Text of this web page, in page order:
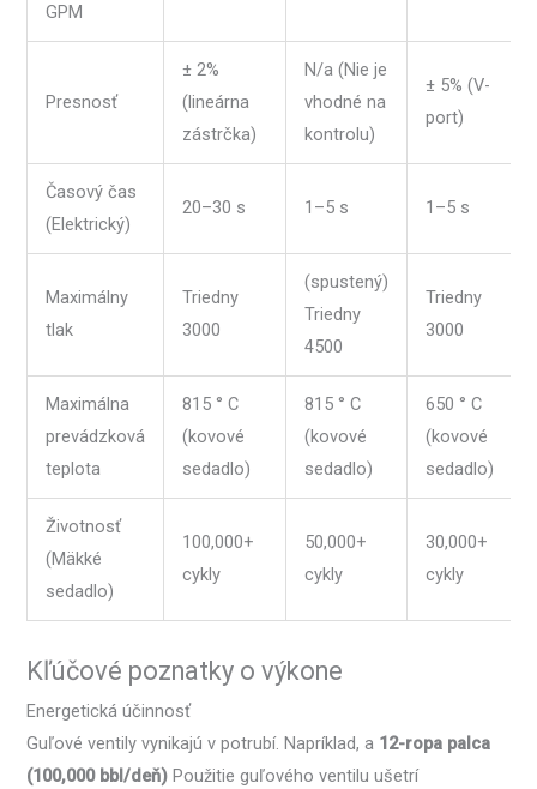
GPM
Presnosť
± 2%
(lineárna
zástrčka)
N/a (Nie je
vhodné na
kontrolu)
± 5% (V-
port)
Časový čas
(Elektrický)
20–30 s 1–5 s 1–5 s
Maximálny
tlak
Triedny
3000
(spustený)
Triedny
4500
Triedny
3000
Maximálna
prevádzková
teplota
815 ° C
(kovové
sedadlo)
815 ° C
(kovové
sedadlo)
650 ° C
(kovové
sedadlo)
Životnosť
(Mäkké
sedadlo)
100,000+
cykly
50,000+
cykly
30,000+
cykly
Kľúčové poznatky o výkone
Energetická účinnosť
Guľové ventily vynikajú v potrubí. Napríklad, a 12-ropa palca
(100,000 bbl/deň) Použitie guľového ventilu ušetrí